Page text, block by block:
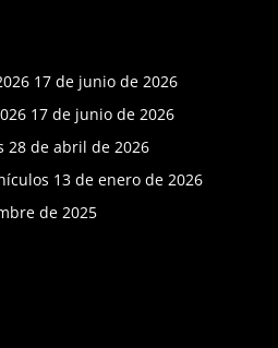
17 de junio de 2026
17 de junio de 2026
28 de abril de 2026
13 de enero de 2026
de 2025